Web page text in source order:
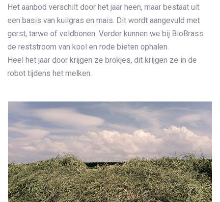
Het aanbod verschilt door het jaar heen, maar bestaat uit
een basis van kuilgras en mais. Dit wordt aangevuld met
gerst, tarwe of veldbonen. Verder kunnen we bij BioBrass
de reststroom van kool en rode bieten ophalen.
Heel het jaar door krijgen ze brokjes, dit krijgen ze in de
robot tijdens het melken.